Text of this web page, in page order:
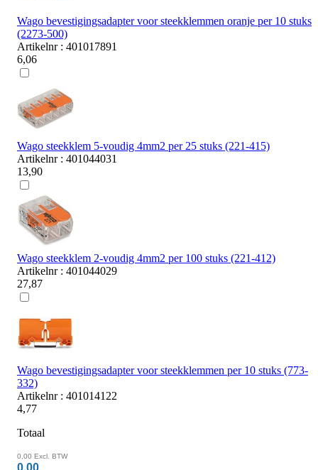
Wago bevestigingsadapter voor steekklemmen oranje per 10 stuks
(2273-500)
Artikelnr : 401017891
6,06
Wago steekklem 5-voudig 4mm2 per 25 stuks (221-415)
Artikelnr : 401044031
13,90
Wago steekklem 2-voudig 4mm2 per 100 stuks (221-412)
Artikelnr : 401044029
27,87
Wago bevestigingsadapter voor steekklemmen per 10 stuks (773-
332)
Artikelnr : 401014122
4,77
Totaal
0,00 Excl. BTW
0,00